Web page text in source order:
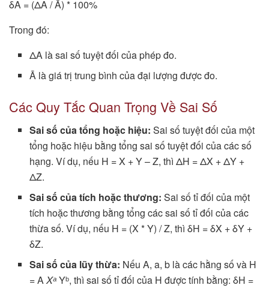
δA = (ΔA / Ā) * 100%
Trong đó:
ΔA là sai số tuyệt đối của phép đo.
Ā là giá trị trung bình của đại lượng được đo.
Các Quy Tắc Quan Trọng Về Sai Số
Sai số của tổng hoặc hiệu: Sai số tuyệt đối của một
tổng hoặc hiệu bằng tổng sai số tuyệt đối của các số
hạng. Ví dụ, nếu H = X + Y – Z, thì ΔH = ΔX + ΔY +
ΔZ.
Sai số của tích hoặc thương: Sai số tỉ đối của một
tích hoặc thương bằng tổng các sai số tỉ đối của các
thừa số. Ví dụ, nếu H = (X * Y) / Z, thì δH = δX + δY +
δZ.
Sai số của lũy thừa: Nếu A, a, b là các hằng số và H
= AXᵃYᵇ, thì sai số tỉ đối của H được tính bằng: δH =